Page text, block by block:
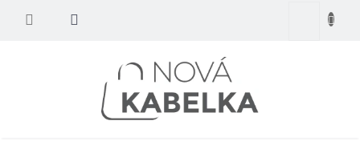
Nákupný